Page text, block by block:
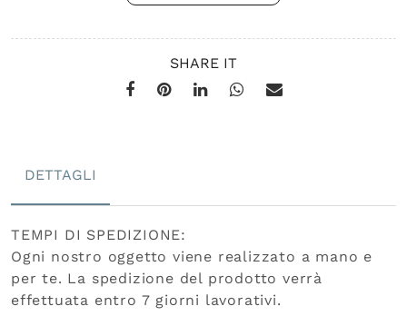
SHARE IT
DETTAGLI
TEMPI DI SPEDIZIONE:
Ogni nostro oggetto viene realizzato a mano e
per te. La spedizione del prodotto verrà
effettuata entro 7 giorni lavorativi.